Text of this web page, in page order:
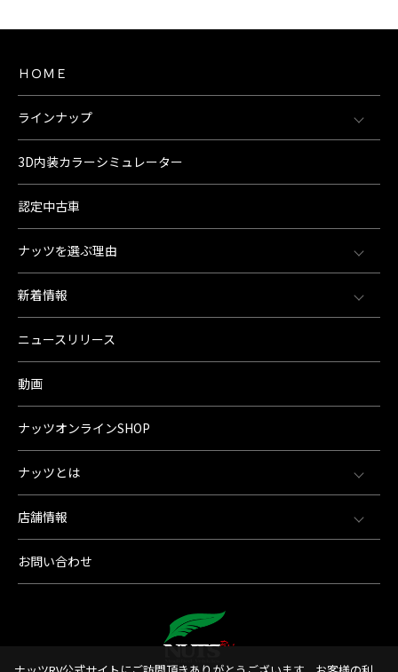
ＨＯＭＥ
ラインナップ
3D内装カラーシミュレーター
認定中古車
ナッツを選ぶ理由
新着情報
ニュースリリース
動画
ナッツオンラインSHOP
ナッツとは
店舗情報
お問い合わせ